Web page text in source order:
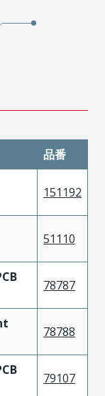
品番
151192
51110
78787
78788
79107